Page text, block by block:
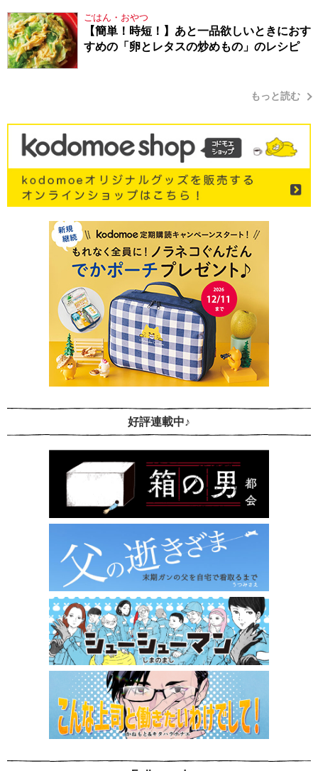
ごはん・おやつ
【簡単！時短！】あと一品欲しいときにおす
すめの「卵とレタスの炒めもの」のレシピ
もっと読む
好評連載中♪